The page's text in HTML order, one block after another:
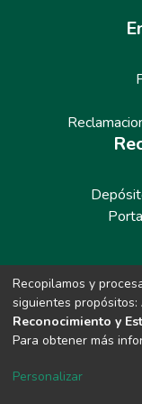
Teléfono:
Correo:
Recopilamos y
siguientes propósitos:
Reconocimiento y
Para obtener más
Personalizar